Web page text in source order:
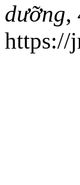
dưỡng,
https://